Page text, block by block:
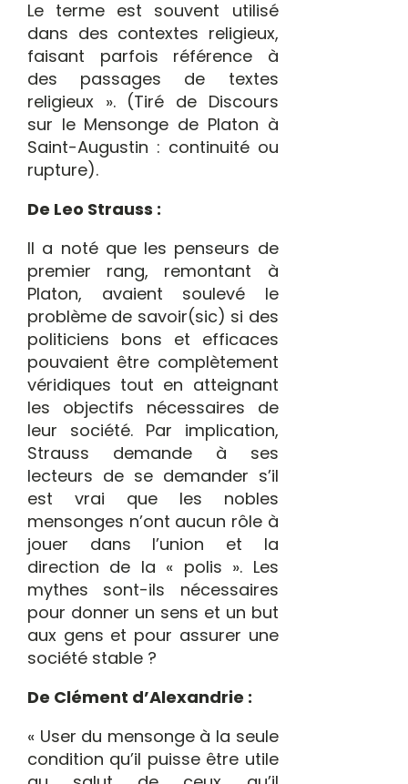
Le terme est souvent utilisé
dans des contextes religieux,
faisant parfois référence à
des passages de textes
religieux ». (Tiré de Discours
sur le Mensonge de Platon à
Saint-Augustin : continuité ou
rupture).
De Leo Strauss :
Il a noté que les penseurs de
premier rang, remontant à
Platon, avaient soulevé le
problème de savoir(sic) si des
politiciens bons et efficaces
pouvaient être complètement
véridiques tout en atteignant
les objectifs nécessaires de
leur société. Par implication,
Strauss demande à ses
lecteurs de se demander s’il
est vrai que les nobles
mensonges n’ont aucun rôle à
jouer dans l’union et la
direction de la « polis ». Les
mythes sont-ils nécessaires
pour donner un sens et un but
aux gens et pour assurer une
société stable ?
De Clément d’Alexandrie :
« User du mensonge à la seule
condition qu’il puisse être utile